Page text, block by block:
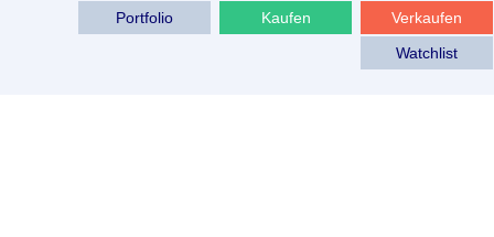
Verkaufen
Kaufen
Portfolio
Watchlist